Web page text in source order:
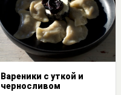
Вареники с уткой и
черносливом